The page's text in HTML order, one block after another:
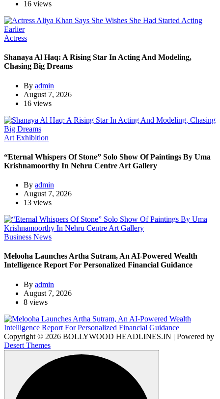
16 views
Actress
Shanaya Al Haq: A Rising Star In Acting And Modeling,
Chasing Big Dreams
By admin
August 7, 2026
16 views
Art Exhibition
“Eternal Whispers Of Stone” Solo Show Of Paintings By Uma
Krishnamoorthy In Nehru Centre Art Gallery
By admin
August 7, 2026
13 views
Business News
Melooha Launches Artha Sutram, An AI-Powered Wealth
Intelligence Report For Personalized Financial Guidance
By admin
August 7, 2026
8 views
Copyright © 2026 BOLLYWOOD HEADLINES.IN | Powered by
Desert Themes